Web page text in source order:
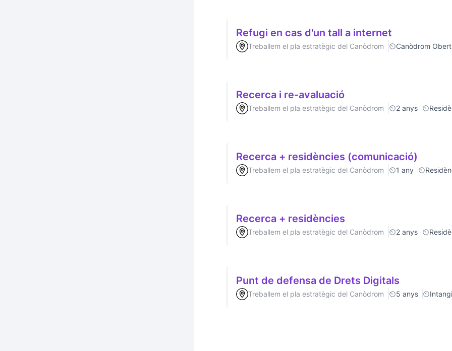
Refugi en cas d'un tall a internet
Treballem el pla estratègic del Canòdrom Canòdrom Obert
Recerca i re-avaluació
Treballem el pla estratègic del Canòdrom 2 anys
Recerca + residències (comunicació)
Treballem el pla estratègic del Canòdrom 1 any
Recerca + residències
Treballem el pla estratègic del Canòdrom 2 anys
Punt de defensa de Drets Digitals
Treballem el pla estratègic del Canòdrom 5 anys